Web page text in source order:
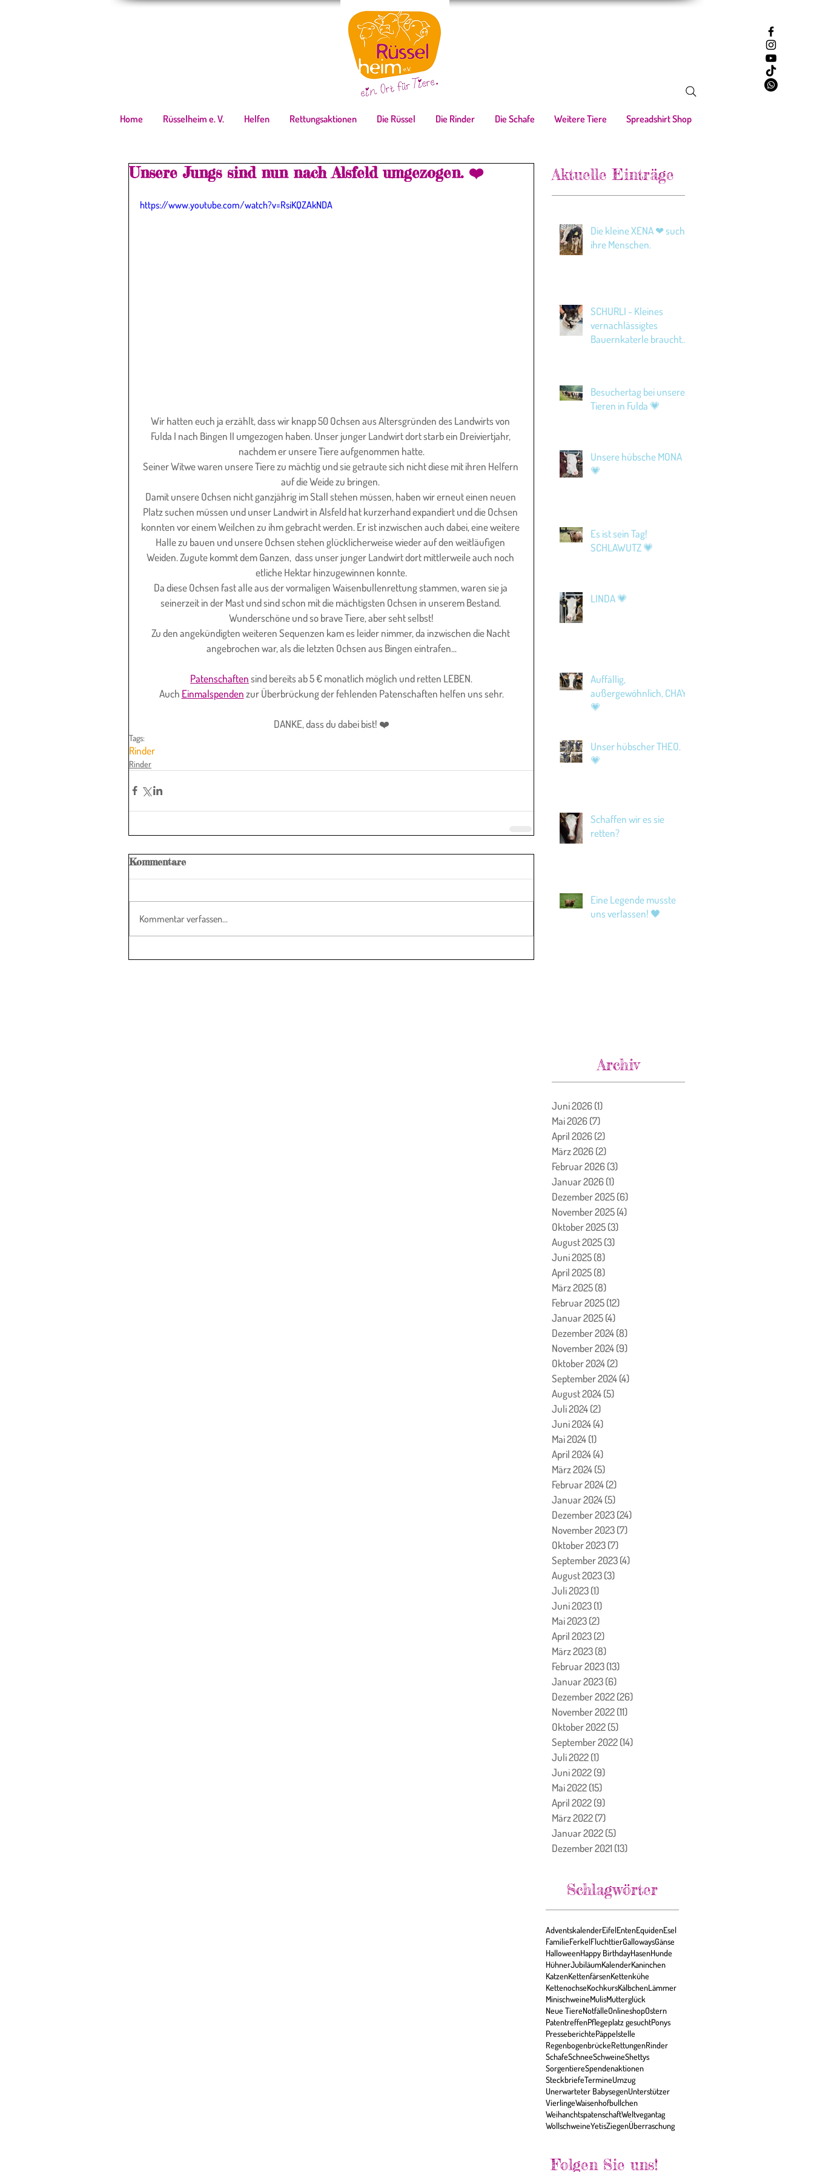
Home Rüsselheim e. V. Helfen Rettungsaktionen Die Rüssel Die Rinder Die Schafe Weitere Tiere Spreadshirt Shop
Unsere Jungs sind nun nach Alsfeld umgezogen. ❤️
https://www.youtube.com/watch?v=RsiKQZAkNDA
Wir hatten euch ja erzählt, dass wir knapp 50 Ochsen aus Altersgründen des Landwirts von
Fulda I nach Bingen II umgezogen haben. Unser junger Landwirt dort starb ein Dreiviertjahr,
nachdem er unsere Tiere aufgenommen hatte.
Seiner Witwe waren unsere Tiere zu mächtig und sie getraute sich nicht diese mit ihren Helfern
auf die Weide zu bringen.
Damit unsere Ochsen nicht ganzjährig im Stall stehen müssen, haben wir erneut einen neuen
Platz suchen müssen und unser Landwirt in Alsfeld hat kurzerhand expandiert und die Ochsen
konnten vor einem Weilchen zu ihm gebracht werden. Er ist inzwischen auch dabei, eine weitere
Halle zu bauen und unsere Ochsen stehen glücklicherweise wieder auf den weitläufigen
Weiden. Zugute kommt dem Ganzen,  dass unser junger Landwirt dort mittlerweile auch noch
etliche Hektar hinzugewinnen konnte.
Da diese Ochsen fast alle aus der vormaligen Waisenbullenrettung stammen, waren sie ja
seinerzeit in der Mast und sind schon mit die mächtigsten Ochsen in unserem Bestand.
Wunderschöne und so brave Tiere, aber seht selbst!
Zu den angekündigten weiteren Sequenzen kam es leider nimmer, da inzwischen die Nacht
angebrochen war, als die letzten Ochsen aus Bingen eintrafen...
Patenschaften sind bereits ab 5 € monatlich möglich und retten LEBEN.
Auch Einmalspenden zur Überbrückung der fehlenden Patenschaften helfen uns sehr.
DANKE, dass du dabei bist! ❤️
Tags:
Rinder
Rinder
Kommentare
Kommentar verfassen...
Aktuelle Einträge
Die kleine XENA ❤ sucht
ihre Menschen.
SCHURLI - Kleines
vernachlässigtes
Bauernkaterle braucht
Besuchertag bei unseren
Tieren in Fulda 💗
Unsere hübsche MONA
💗
Es ist sein Tag!
SCHLAWUTZ 💗
LINDA 💗
Auffällig,
außergewöhnlich, CHAYA
💗
Unser hübscher THEO.
💗
Schaffen wir es sie
retten?
Eine Legende musste
uns verlassen! 🖤
Archiv
Juni 2026(1)
Mai 2026(7)
April 2026(2)
März 2026(2)
Februar 2026(3)
Januar 2026(1)
Dezember 2025(6)
November 2025(4)
Oktober 2025(3)
August 2025(3)
Juni 2025(8)
April 2025(8)
März 2025(8)
Februar 2025(12)
Januar 2025(4)
Dezember 2024(8)
November 2024(9)
Oktober 2024(2)
September 2024(4)
August 2024(5)
Juli 2024(2)
Juni 2024(4)
Mai 2024(1)
April 2024(4)
März 2024(5)
Februar 2024(2)
Januar 2024(5)
Dezember 2023(24)
November 2023(7)
Oktober 2023(7)
September 2023(4)
August 2023(3)
Juli 2023(1)
Juni 2023(1)
Mai 2023(2)
April 2023(2)
März 2023(8)
Februar 2023(13)
Januar 2023(6)
Dezember 2022(26)
November 2022(11)
Oktober 2022(5)
September 2022(14)
Juli 2022(1)
Juni 2022(9)
Mai 2022(15)
April 2022(9)
März 2022(7)
Januar 2022(5)
Dezember 2021 (13)
Schlagwörter
AdventskalenderEifelEntenEquidenEsel
FamilieFerkelFluchttierGallowaysGänse
HalloweenHappy BirthdayHasenHunde
HühnerJubiläumKalenderKaninchen
KatzenKettenfärsenKettenkühe
KettenochseKochkursKälbchenLämmer
MinischweineMulisMutterglück
Neue TiereNotfälleOnlineshopOstern
PatentreffenPflegeplatz gesuchtPonys
PresseberichtePäppelstelle
RegenbogenbrückeRettungenRinder
SchafeSchneeSchweineShettys
SorgentiereSpendenaktionen
SteckbriefeTermineUmzug
Unerwarteter BabysegenUnterstützer
VierlingeWaisenhofbullchen
WeihanchtspatenschaftWeltvegantag
WollschweineYetisZiegenÜberraschung
Folgen Sie uns!